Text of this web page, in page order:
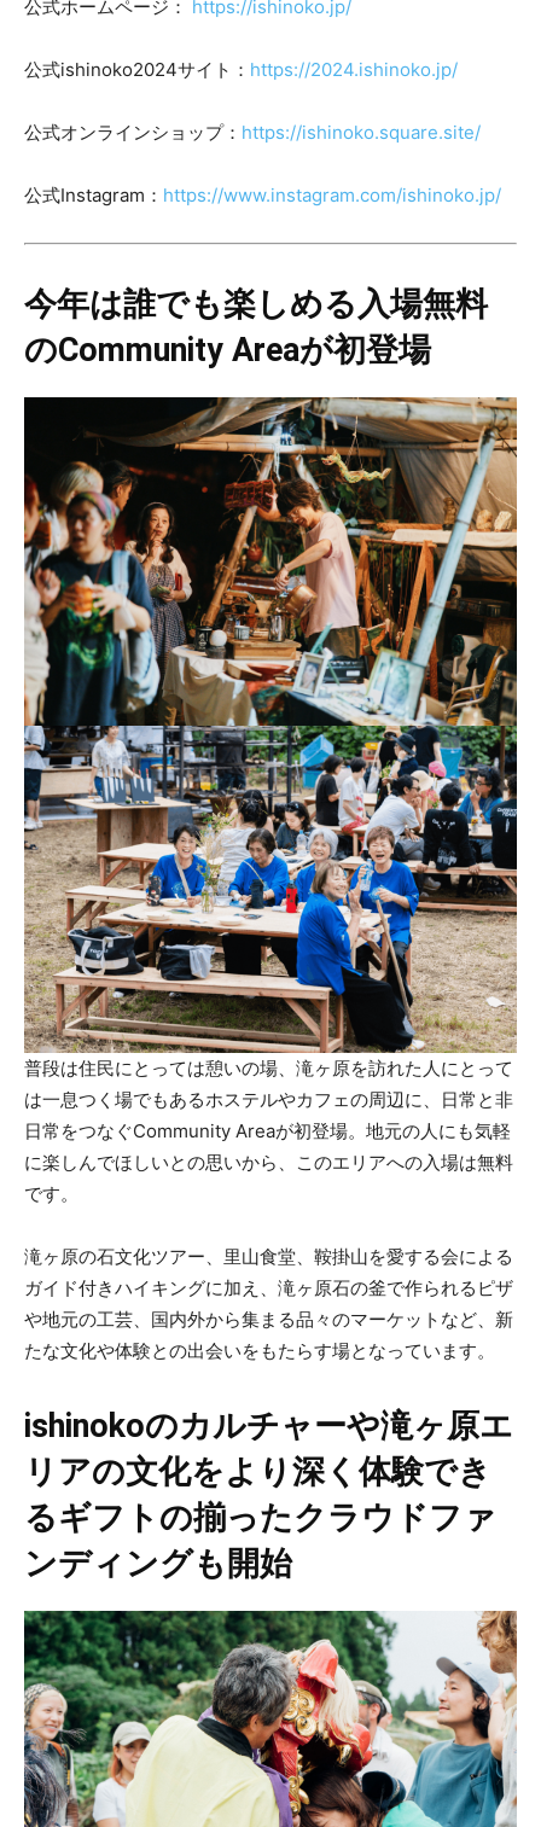
公式ホームページ： https://ishinoko.jp/
公式ishinoko2024サイト： https://2024.ishinoko.jp/
公式オンラインショップ： https://ishinoko.square.site/
公式Instagram： https://www.instagram.com/ishinoko.jp/
今年は誰でも楽しめる入場無料
のCommunity Areaが初登場
普段は住民にとっては憩いの場、滝ヶ原を訪れた人にとって
は一息つく場でもあるホステルやカフェの周辺に、日常と非
日常をつなぐCommunity Areaが初登場。地元の人にも気軽
に楽しんでほしいとの思いから、このエリアへの入場は無料
です。
滝ヶ原の石文化ツアー、里山食堂、鞍掛山を愛する会による
ガイド付きハイキングに加え、滝ヶ原石の釜で作られるピザ
や地元の工芸、国内外から集まる品々のマーケットなど、新
たな文化や体験との出会いをもたらす場となっています。
ishinokoのカルチャーや滝ヶ原エ
リアの文化をより深く体験でき
るギフトの揃ったクラウドファ
ンディングも開始